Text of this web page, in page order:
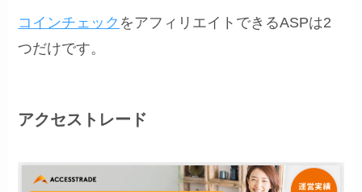
コインチェック をアフィリエイトできるASPは2
つだけです。
アクセストレード